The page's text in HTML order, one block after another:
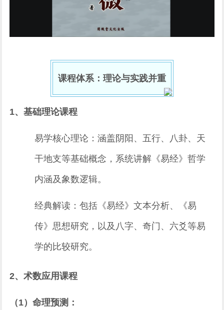
课程体系：理论与实践并重
1、基础理论课程
易学核心理论：涵盖阴阳、五行、八卦、天
干地支等基础概念，系统讲解《易经》哲学
内涵及象数逻辑。
经典解读：包括《易经》文本分析、《易
传》思想研究，以及八字、奇门、六爻等易
学的比较研究。
2、术数应用课程
（1）命理预测：